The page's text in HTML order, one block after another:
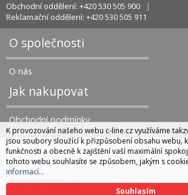
Obchodní oddělení: +420 530 505 900
Reklamační oddělení: +420 530 505 911
O společnosti
O nás
Jak nakupovat
Obchodní podmínky
C DISTRIBUTION s.r.o.
K provozování našeho webu c-line.cz využíváme
jsou soubory sloužící k přizpůsobení obsahu webu,
funkčnosti a obecně k zajištění vaší maximální
tohoto webu souhlasíte se způsobem, jakým s
informací...
Souhlasím